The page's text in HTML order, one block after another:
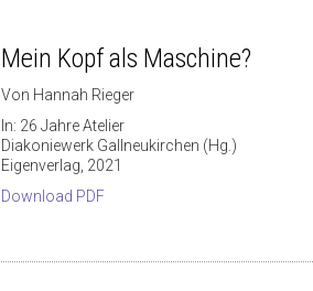
Mein Kopf als Maschine?
Von Hannah Rieger
In: 26 Jahre Atelier
Diakoniewerk Gallneukirchen (Hg.)
Eigenverlag, 2021
Download PDF